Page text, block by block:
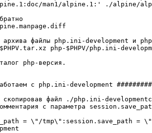
man1/alpine.1:' . /alpine/
архива файлы php.ini-development и
$PHPV .tar.xz php- $PHPV/php.ini-
php-версия.
с php.ini-development
скопировав файл ./php.ini-
с параметра
= \"/tmp\":session.save_path